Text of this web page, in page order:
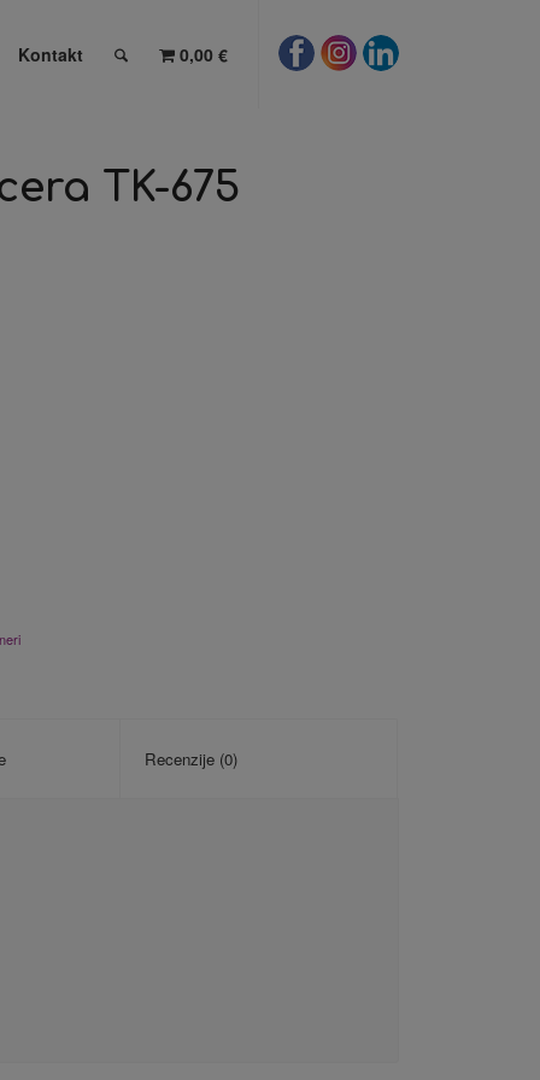
Kontakt 0,00 €
TK-675
Recenzije (0)